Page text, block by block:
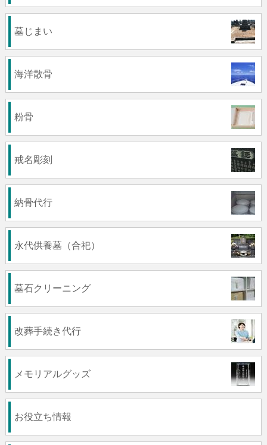
墓じまい
海洋散骨
粉骨
戒名彫刻
納骨代行
永代供養墓（合祀）
墓石クリーニング
改葬手続き代行
メモリアルグッズ
お役立ち情報